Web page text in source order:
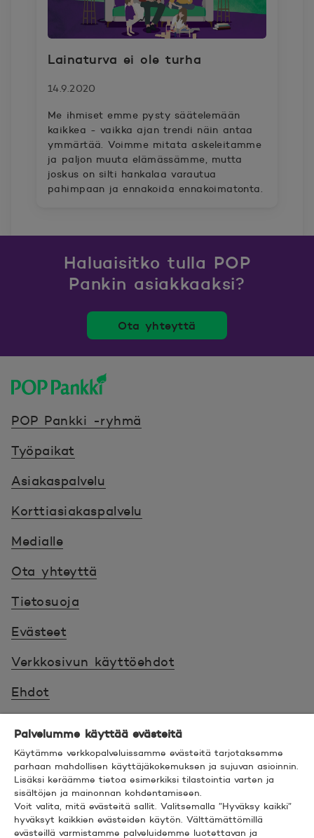
Lainaturva ei ole turha
14.9.2020
Me ihmiset emme pysty säätelemään
kaikkea - vaikka ajan trendi näin antaa
ymmärtää. Voimme mitata askeleitamme
ja paljon muuta elämässämme, mutta
joskus on silti hankalaa varautua
pahimpaan ja ennakoida ennakoimatonta.
Haluaisitko tulla POP
Pankin asiakkaaksi?
Ota yhteyttä
POP Pankki -ryhmä
Työpaikat
Asiakaspalvelu
Korttiasiakaspalvelu
Medialle
Ota yhteyttä
Tietosuoja
Evästeet
Verkkosivun käyttöehdot
Ehdot
Saavutettavuus
Hyödyllistä tietää
© 2026 POP Pankki,Hevosenkenkä 3, 02600
ESPOO
Palvelumme käyttää evästeitä
Käytämme verkkopalveluissamme evästeitä tarjotaksemme
parhaan mahdollisen käyttäjäkokemuksen ja sujuvan asioinnin.
Lisäksi keräämme tietoa esimerkiksi tilastointia varten ja
sisältöjen ja mainonnan kohdentamiseen.
Voit valita, mitä evästeitä sallit. Valitsemalla ”Hyväksy kaikki”
hyväksyt kaikkien evästeiden käytön. Välttämättömillä
evästeillä varmistamme palveluidemme luotettavan ja